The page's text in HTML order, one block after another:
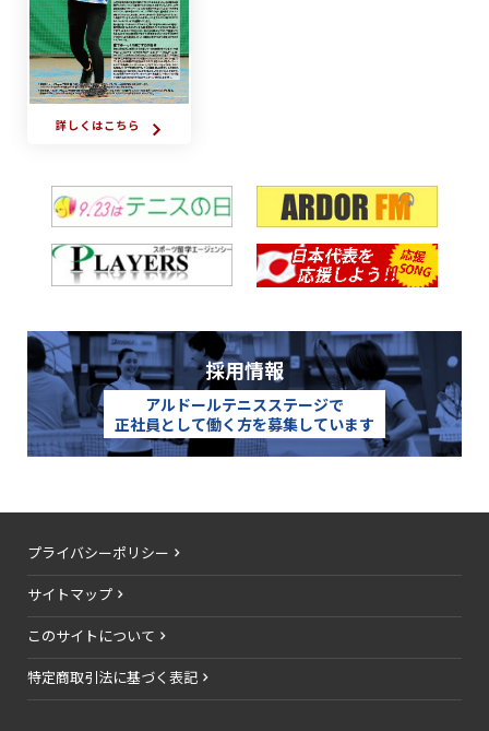
詳しくはこちら
採用情報
アルドールテニスステージで
正社員として働く方を募集しています
プライバシーポリシー
サイトマップ
このサイトについて
特定商取引法に基づく表記